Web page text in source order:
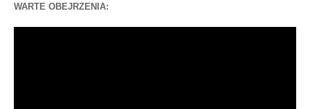
WARTE OBEJRZENIA: